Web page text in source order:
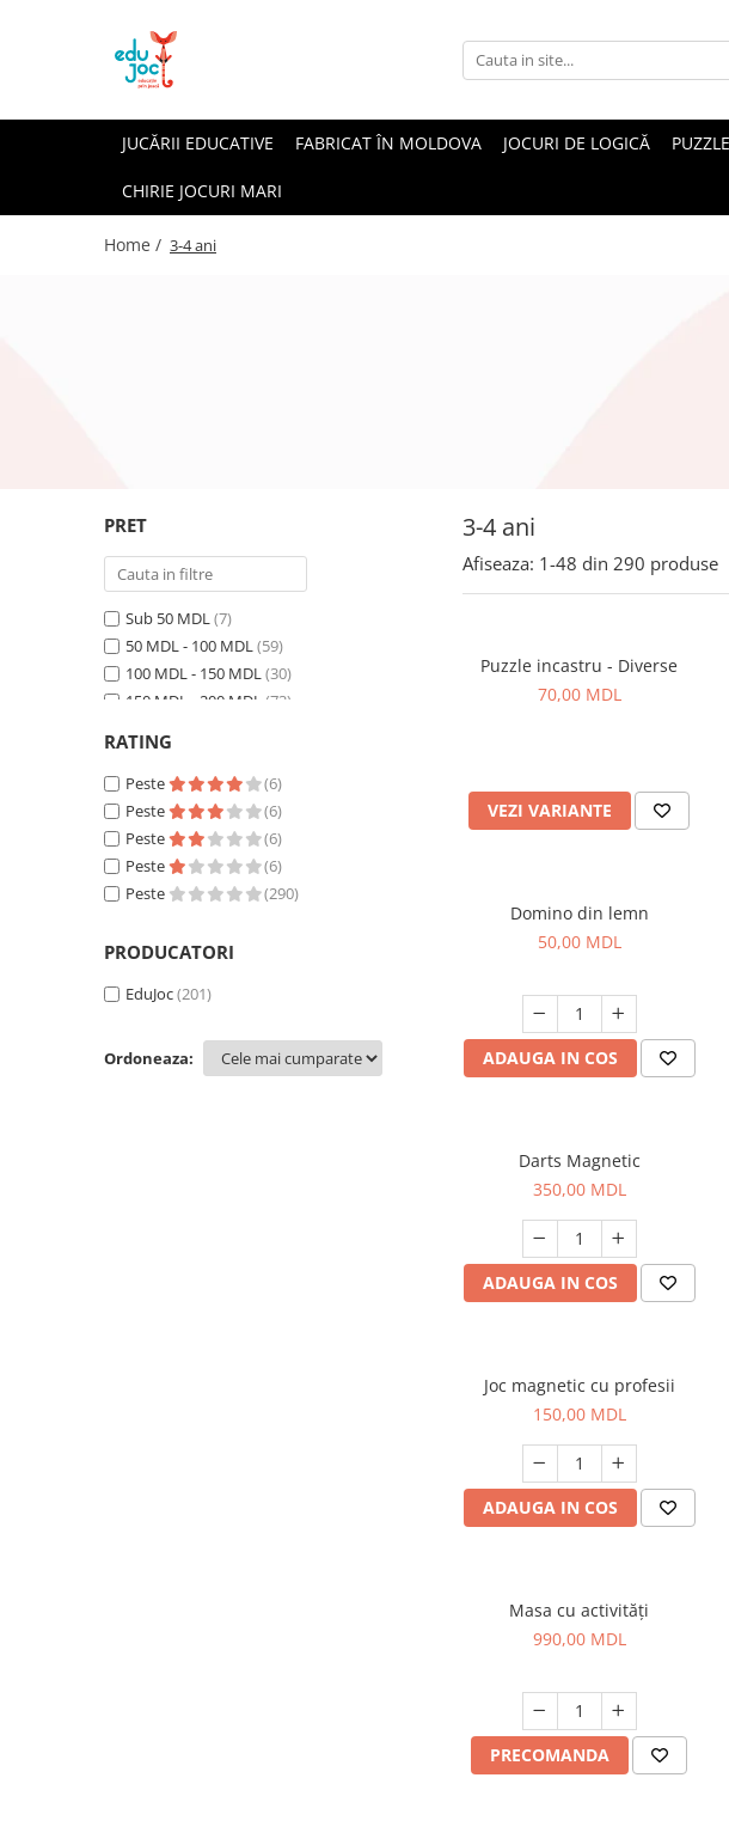
Alege Vârsta
JUCĂRII EDUCATIVE FABRICAT ÎN MOLDOVA JOCURI DE LOGICĂ PUZZLE
CHIRIE JOCURI MARI
Home / 3-4 ani
3-4 ani
PRET
Sub 50 MDL(7)
50 MDL - 100 MDL(59)
100 MDL - 150 MDL(30)
150 MDL - 200 MDL (73)
250 MDL - 300 MDL
300 MDL - 400 MDL(35)
400 MDL - 500 MDL(12)
500 MDL - 750 MDL(7)
750 MDL - 1000 MDL(12)
Peste 1000 MDL (16)
RATING
Peste
(6)
Peste
(6)
Peste
(6)
Peste
(6)
Peste
(290)
PRODUCATORI
EduJoc(201)
Ordoneaza:
Afiseaza: 1-48 din 290 produse
Puzzle incastru - Diverse
70,00 MDL
VEZI VARIANTE
Domino din lemn
50,00 MDL
ADAUGA IN COS
Darts Magnetic
350,00 MDL
ADAUGA IN COS
Joc magnetic cu profesii
150,00 MDL
ADAUGA IN COS
Masa cu activități
990,00 MDL
PRECOMANDA